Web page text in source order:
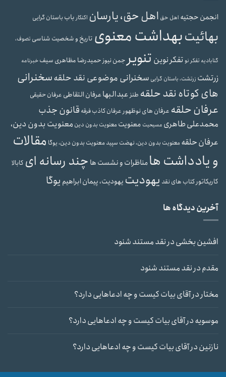
انجمن حجتیه اهل حق اهل حق، یارسان اکنکار باب باستان گرایی
بهائیتبهداشت معنوی تاریخ و شخصیت شناسی تصوف،
گنابادیه تفکر نوتفکر نوین تنویر جمن نیوز حمیدرضا مظاهری سیفخبرنامه
زرتشت زرتشت، باستان گرایی سخنرانی موضوعی نقد حلقهسخنرانی
های کوتاه نقد حلقه طنز عبدالبهاعرفان التقاطی عرفان حقیقی
عرفان حلقه عرفان های نوظهور عرفان کاذبفرقه قانون جذب
محمدعلی طاهری مسیحیت معنویت معنویت بدون دین معنویت بدون دین،
عرفان حلقه معنویت بدون دین، نهضت سپیدمعنویت بدون دین، یوگا مقالات
و یادداشت هامناظرات و نشست ها چند رسانه ای کابالا
کاریکاتور کتاب های نقد یهودیت یهودیت، پیمان ابراهیم یوگا
آخرین دیدگاه ها
افشین بخشیدرنقد مستند شنود
مقدمدرنقد مستند شنود
مختاردرآقای بیات کیست و چه ادعاهایی دارد؟
موسویهدرآقای بیات کیست و چه ادعاهایی دارد؟
نازنیندرآقای بیات کیست و چه ادعاهایی دارد؟